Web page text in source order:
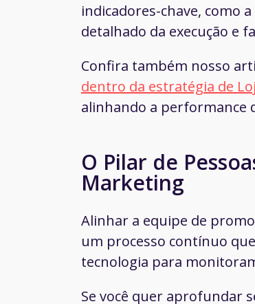
indicadores-chave, como
detalhado da execução e
Confira também nosso
dentro da estratégia de
alinhando a performance
O Pilar de
Marketing
Alinhar a equipe de
um processo contínuo
tecnologia para
Se você quer aprofundar